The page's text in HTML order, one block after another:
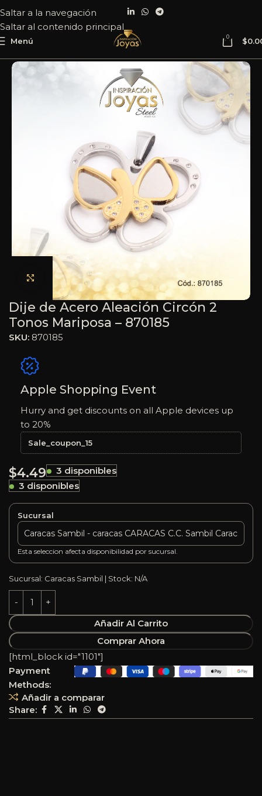
Saltar a la navegación
Saltar al contenido principal
Menú 0 $
Haga clic para ampliar
Dije de Acero Aleación Circón 2
Tonos Mariposa – 870185
SKU: 870185
Apple Shopping Event
Hurry and get discounts on all Apple devices up
to 20%
Sale_coupon_15
$4.49
3 disponibles
3 disponibles
Sucursal
Esta seleccion afecta disponibilidad por sucursal.
Sucursal: Caracas Sambil | Stock: N/A
Añadir Al Carrito
Comprar Ahora
Añadir a comparar
Share:
[html_block id="1101"]
Payment
Methods: